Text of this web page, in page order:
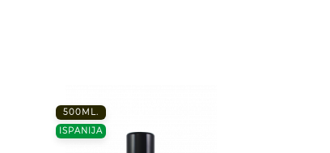
500ML.
ISPANIJA